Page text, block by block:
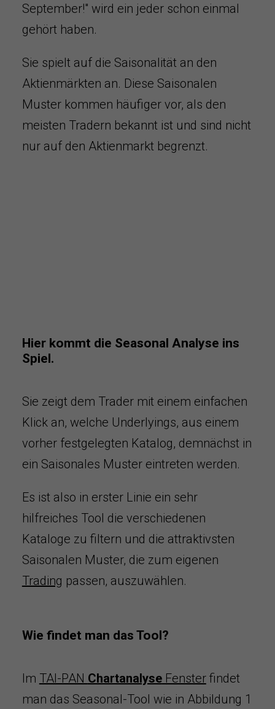
September!" wird ein jeder schon einmal
gehört haben.
Sie spielt auf die Saisonalität an den
Aktienmärkten an. Diese Saisonalen
Muster kommen häufiger vor, als den
meisten Tradern bekannt ist und sind nicht
nur auf den Aktienmarkt begrenzt.
Hier kommt die Seasonal Analyse ins
Spiel.
Sie zeigt dem Trader mit einem einfachen
Klick an, welche Underlyings, aus einem
vorher festgelegten Katalog, demnächst in
ein Saisonales Muster eintreten werden.
Es ist also in erster Linie ein sehr
hilfreiches Tool die verschiedenen
Kataloge zu filtern und die attraktivsten
Saisonalen Muster, die zum eigenen
Trading passen, auszuwählen.
Wie findet man das Tool?
Im TAI-PAN Chartanalyse Fensterfindet
man das Seasonal-Tool wie in Abbildung 1